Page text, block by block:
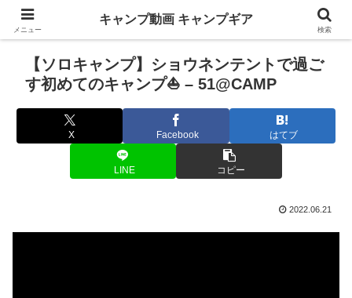
【ソロキャンプ】ショウネンテントで過ご
す初めてのキャンプ⛵ – 51@CAMP
X Facebook はてブ
LINE コピー
2022.06.21
メニュー
キャンプ動画 キャンプギア
検索